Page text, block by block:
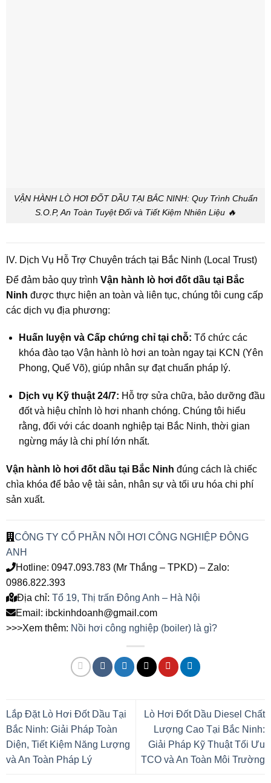
VẬN HÀNH LÒ HƠI ĐỐT DẦU TẠI BẮC NINH: Quy Trình Chuẩn
S.O.P, An Toàn Tuyệt Đối và Tiết Kiệm Nhiên Liệu 🔥
IV. Dịch Vụ Hỗ Trợ Chuyên trách tại Bắc Ninh (Local Trust)
Để đảm bảo quy trình Vận hành lò hơi đốt dầu tại Bắc
Ninh được thực hiện an toàn và liên tục, chúng tôi cung cấp
các dịch vụ địa phương:
Huấn luyện và Cấp chứng chỉ tại chỗ: Tổ chức các
khóa đào tạo Vận hành lò hơi an toàn ngay tại KCN (Yên
Phong, Quế Võ), giúp nhân sự đạt chuẩn pháp lý.
Dịch vụ Kỹ thuật 24/7: Hỗ trợ sửa chữa, bảo dưỡng đầu
đốt và hiệu chỉnh lò hơi nhanh chóng. Chúng tôi hiểu
rằng, đối với các doanh nghiệp tại Bắc Ninh, thời gian
ngừng máy là chi phí lớn nhất.
Vận hành lò hơi đốt dầu tại Bắc Ninh đúng cách là chiếc
chìa khóa để bảo vệ tài sản, nhân sự và tối ưu hóa chi phí
sản xuất.
CÔNG TY CỔ PHẦN NỒI HƠI CÔNG NGHIỆP ĐÔNG
ANH
Hotline: 0947.093.783 (Mr Thắng – TPKD) – Zalo:
0986.822.393
Địa chỉ: Tổ 19, Thị trấn Đông Anh – Hà Nội
Email: ibckinhdoanh@gmail.com
>>>Xem thêm: Nồi hơi công nghiệp (boiler) là gì?
Lắp Đặt Lò Hơi Đốt Dầu Tại
Bắc Ninh: Giải Pháp Toàn
Diện, Tiết Kiệm Năng Lượng
và An Toàn Pháp Lý
Lò Hơi Đốt Dầu Diesel Chất
Lượng Cao Tại Bắc Ninh:
Giải Pháp Kỹ Thuật Tối Ưu
TCO và An Toàn Môi Trường